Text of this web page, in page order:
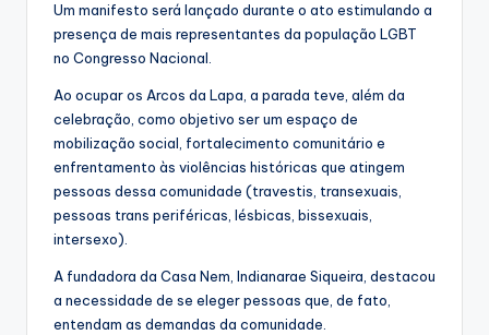
Um manifesto será lançado durante o ato estimulando a
presença de mais representantes da população LGBT
no Congresso Nacional.
Ao ocupar os Arcos da Lapa, a parada teve, além da
celebração, como objetivo ser um espaço de
mobilização social, fortalecimento comunitário e
enfrentamento às violências históricas que atingem
pessoas dessa comunidade (travestis, transexuais,
pessoas trans periféricas, lésbicas, bissexuais,
intersexo).
A fundadora da Casa Nem, Indianarae Siqueira, destacou
a necessidade de se eleger pessoas que, de fato,
entendam as demandas da comunidade.